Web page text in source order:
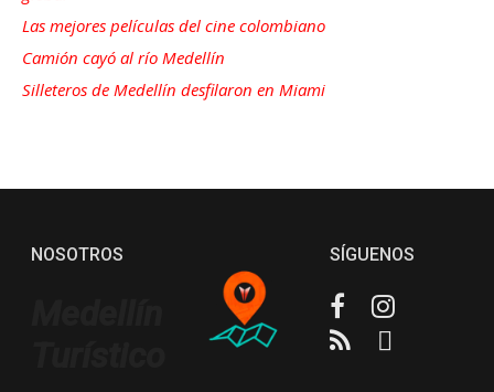
Las mejores películas del cine colombiano
Camión cayó al río Medellín
Silleteros de Medellín desfilaron en Miami
NOSOTROS SÍGUENOS
FacebookInstagram